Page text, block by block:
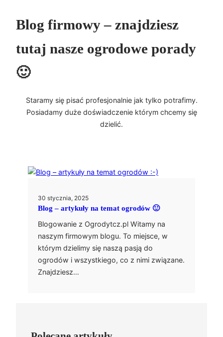
Blog firmowy – znajdziesz
tutaj nasze ogrodowe porady
🙂
Staramy się pisać profesjonalnie jak tylko potrafimy.
Posiadamy duże doświadczenie którym chcemy się
dzielić.
30 stycznia, 2025
Blog – artykuły na temat ogrodów 🙂
Blogowanie z Ogrodytcz.pl Witamy na
naszym firmowym blogu. To miejsce, w
którym dzielimy się naszą pasją do
ogrodów i wszystkiego, co z nimi związane.
Znajdziesz…